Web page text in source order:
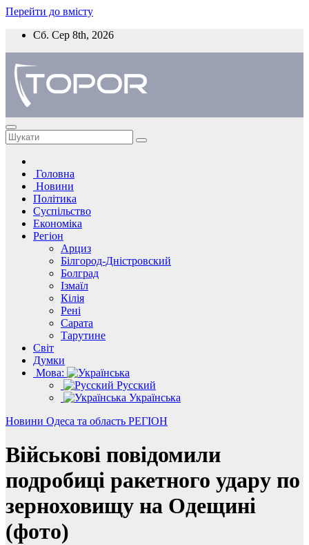
Перейти до вмісту
Сб. Сер 8th, 2026
Головна
Новини
Політика
Суспільство
Економіка
Регіон
Арциз
Білгород-Дністровский
Болград
Ізмаїл
Кілія
Рені
Сарата
Тарутине
Світ
Думки
Мова:
Русский
Українська
Новини Одеса та область РЕГІОН
Військові повідомили
подробиці ракетного удару по
зерноховищу на Одещині
(фото)